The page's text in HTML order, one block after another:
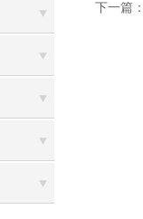
下一篇